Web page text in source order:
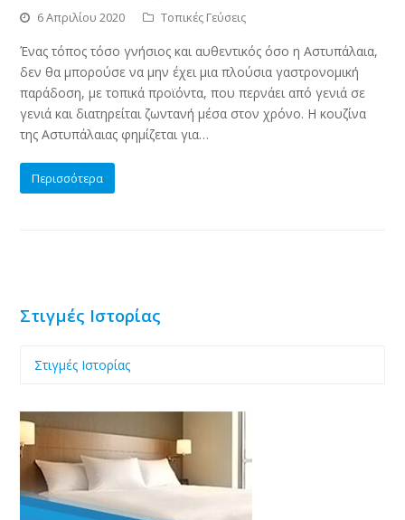
6 Απριλίου 2020 Τοπικές Γεύσεις
Ένας τόπος τόσο γνήσιος και αυθεντικός όσο η Αστυπάλαια,
δεν θα μπορούσε να μην έχει μια πλούσια γαστρονομική
παράδοση, με τοπικά προϊόντα, που περνάει από γενιά σε
γενιά και διατηρείται ζωντανή μέσα στον χρόνο. Η κουζίνα
της Αστυπάλαιας φημίζεται για…
Περισσότερα
Στιγμές Ιστορίας
Στιγμές Ιστορίας